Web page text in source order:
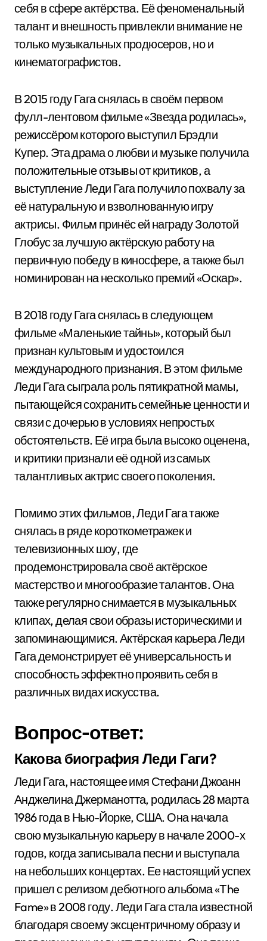
себя в сфере актёрства. Её феноменальный
талант и внешность привлекли внимание не
только музыкальных продюсеров, но и
кинематографистов.
В 2015 году Гага снялась в своём первом
фулл-лентовом фильме «Звезда родилась»,
режиссёром которого выступил Брэдли
Купер. Эта драма о любви и музыке получила
положительные отзывы от критиков, а
выступление Леди Гага получило похвалу за
её натуральную и взволнованную игру
актрисы. Фильм принёс ей награду Золотой
Глобус за лучшую актёрскую работу на
первичную победу в киносфере, а также был
номинирован на несколько премий «Оскар».
В 2018 году Гага снялась в следующем
фильме «Маленькие тайны», который был
признан культовым и удостоился
международного признания. В этом фильме
Леди Гага сыграла роль пятикратной мамы,
пытающейся сохранить семейные ценности и
связи с дочерью в условиях непростых
обстоятельств. Её игра была высоко оценена,
и критики признали её одной из самых
талантливых актрис своего поколения.
Помимо этих фильмов, Леди Гага также
снялась в ряде короткометражек и
телевизионных шоу, где
продемонстрировала своё актёрское
мастерство и многообразие талантов. Она
также регулярно снимается в музыкальных
клипах, делая свои образы историческими и
запоминающимися. Актёрская карьера Леди
Гага демонстрирует её универсальность и
способность эффектно проявить себя в
различных видах искусства.
Вопрос-ответ:
Какова биография Леди Гаги?
Леди Гага, настоящее имя Стефани Джоанн
Анджелина Джерманотта, родилась 28 марта
1986 года в Нью-Йорке, США. Она начала
свою музыкальную карьеру в начале 2000-х
годов, когда записывала песни и выступала
на небольших концертах. Ее настоящий успех
пришел с релизом дебютного альбома «The
Fame» в 2008 году. Леди Гага стала известной
благодаря своему эксцентричному образу и